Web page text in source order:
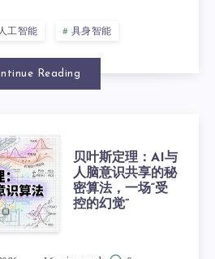
人工智能 具身智能
Reading
贝叶斯定理：AI与
人脑意识共享的秘
密算法，一场“受
控的幻觉”